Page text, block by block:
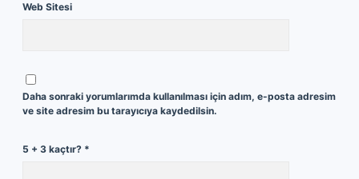
Web Sitesi
Daha sonraki yorumlarımda kullanılması için adım, e-posta adresim
ve site adresim bu tarayıcıya kaydedilsin.
5 + 3 kaçtır? *